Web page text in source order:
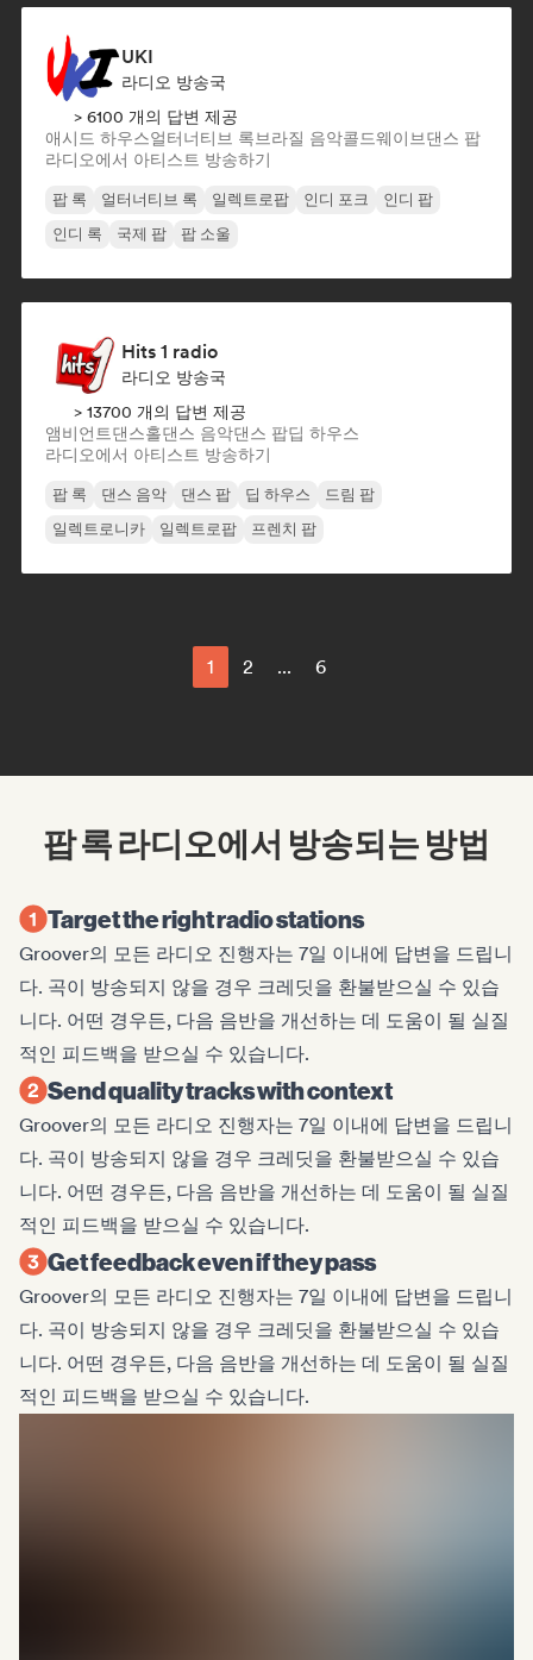
UKI
라디오 방송국
> 6100 개의 답변 제공
애시드 하우스얼터너티브 록브라질 음악콜드웨이브댄스 팝
라디오에서 아티스트 방송하기
팝 록 얼터너티브 록 일렉트로팝 인디 포크
인디 팝
인디 록
국제 팝 팝 소울
Hits 1 radio
라디오 방송국
> 13700 개의 답변 제공
앰비언트댄스홀댄스 음악댄스 팝딥 하우스
라디오에서 아티스트 방송하기
팝 록 댄스 음악 댄스 팝 딥 하우스
드림 팝
일렉트로니카
일렉트로팝 프렌치 팝
1 2 ... 6
팝 록 라디오에서 방송되는 방법
Target the right radio stations
Groover의 모든 라디오 진행자는 7일 이내에 답변을 드립니
다. 곡이 방송되지 않을 경우 크레딧을 환불받으실 수 있습
니다. 어떤 경우든, 다음 음반을 개선하는 데 도움이 될 실질
적인 피드백을 받으실 수 있습니다.
Send quality tracks with context
Groover의 모든 라디오 진행자는 7일 이내에 답변을 드립니
다. 곡이 방송되지 않을 경우 크레딧을 환불받으실 수 있습
니다. 어떤 경우든, 다음 음반을 개선하는 데 도움이 될 실질
적인 피드백을 받으실 수 있습니다.
Get feedback even if they pass
Groover의 모든 라디오 진행자는 7일 이내에 답변을 드립니
다. 곡이 방송되지 않을 경우 크레딧을 환불받으실 수 있습
니다. 어떤 경우든, 다음 음반을 개선하는 데 도움이 될 실질
적인 피드백을 받으실 수 있습니다.